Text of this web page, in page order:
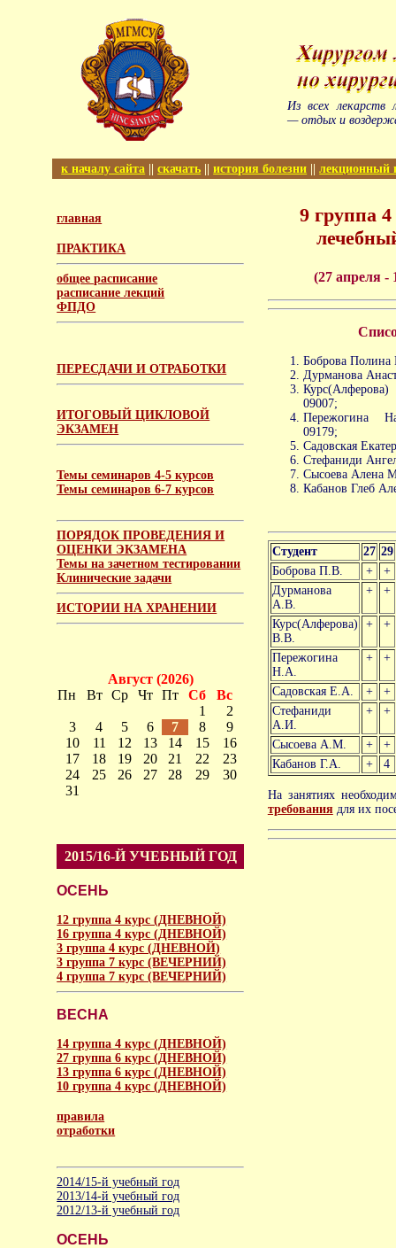
Из всех лекарств
— отдых и
к началу сайта ||скачать ||история болезни ||лекционный
главная
ПРАКТИКА
общее расписание
расписание лекций
ФПДО
ПЕРЕСДАЧИ И ОТРАБОТКИ
ИТОГОВЫЙ ЦИКЛОВОЙ
ЭКЗАМЕН
Темы семинаров 4-5 курсов
Темы семинаров 6-7 курсов
ПОРЯДОК ПРОВЕДЕНИЯ И
ОЦЕНКИ ЭКЗАМЕНА
Темы на зачетном тестировании
Клинические задачи
ИСТОРИИ НА ХРАНЕНИИ
Август (2026)
Пн
Вт Ср Чт Пт Сб
Вс
1
2
3
4 5 6 7 8
9
10
11 12 13 14 15
16
17
18 19 20 21 22
23
24
25 26 27 28 29
30
31
2015/16-Й УЧЕБНЫЙ ГОД
ОСЕНЬ
12 группа 4 курс (ДНЕВНОЙ)
16 группа 4 курс (ДНЕВНОЙ)
3 группа 4 курс (ДНЕВНОЙ)
3 группа 7 курс (ВЕЧЕРНИЙ)
4 группа 7 курс (ВЕЧЕРНИЙ)
ВЕСНА
14 группа 4 курс (ДНЕВНОЙ)
27 группа 6 курс (ДНЕВНОЙ)
13 группа 6 курс (ДНЕВНОЙ)
10 группа 4 курс (ДНЕВНОЙ)
правила
отработки
2014/15-й учебный год
2013/14-й учебный год
2012/13-й учебный год
ОСЕНЬ
9 группа
(27 апреля -
Боброва Полина
Дурманова
09007;
Пережогина
09179;
Садовская
Стефаниди
Сысоева Алена
Кабанов Глеб
Студент 27 29
Боброва П.В.
+
+
Дурманова
А.В.
+ +
Курс(Алферова)
В.В.
+ +
Пережогина
Н.А.
+ +
Садовская Е.А. +
+
Стефаниди
А.И.
+ +
Сысоева А.М. +
+
Кабанов Г.А.
+ 4
На занятиях
требованиядля их